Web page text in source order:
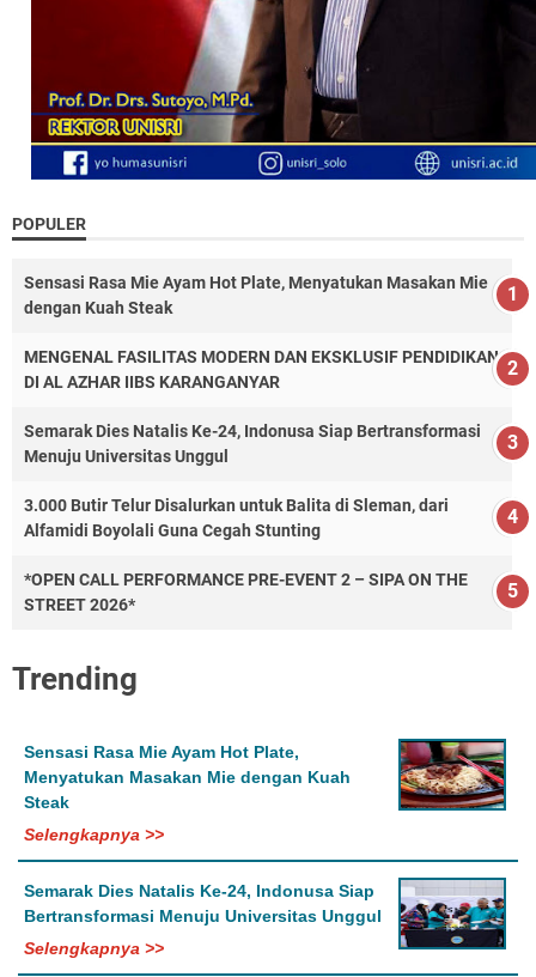
POPULER
Sensasi Rasa Mie Ayam Hot Plate, Menyatukan Masakan Mie
dengan Kuah Steak
MENGENAL FASILITAS MODERN DAN EKSKLUSIF PENDIDIKAN
DI AL AZHAR IIBS KARANGANYAR
Semarak Dies Natalis Ke-24, Indonusa Siap Bertransformasi
Menuju Universitas Unggul
3.000 Butir Telur Disalurkan untuk Balita di Sleman, dari
Alfamidi Boyolali Guna Cegah Stunting
*OPEN CALL PERFORMANCE PRE-EVENT 2 – SIPA ON THE
STREET 2026*
Trending
Sensasi Rasa Mie Ayam Hot Plate,
Menyatukan Masakan Mie dengan Kuah
Steak
Selengkapnya >>
Semarak Dies Natalis Ke-24, Indonusa Siap
Bertransformasi Menuju Universitas Unggul
Selengkapnya >>